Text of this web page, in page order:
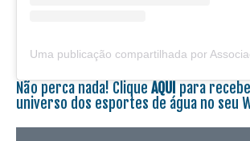
Não perca nada! Clique AQUI para
universo dos esportes de água no seu